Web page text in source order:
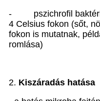
-
pszichrofil
4 Celsius fokon (sőt,
fokon is mutatnak,
romlása)
2. Kiszáradás hatása